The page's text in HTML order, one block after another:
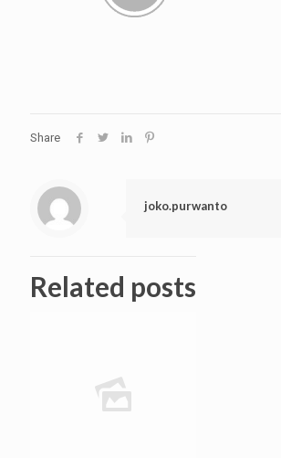
Share
joko.purwanto
Related posts